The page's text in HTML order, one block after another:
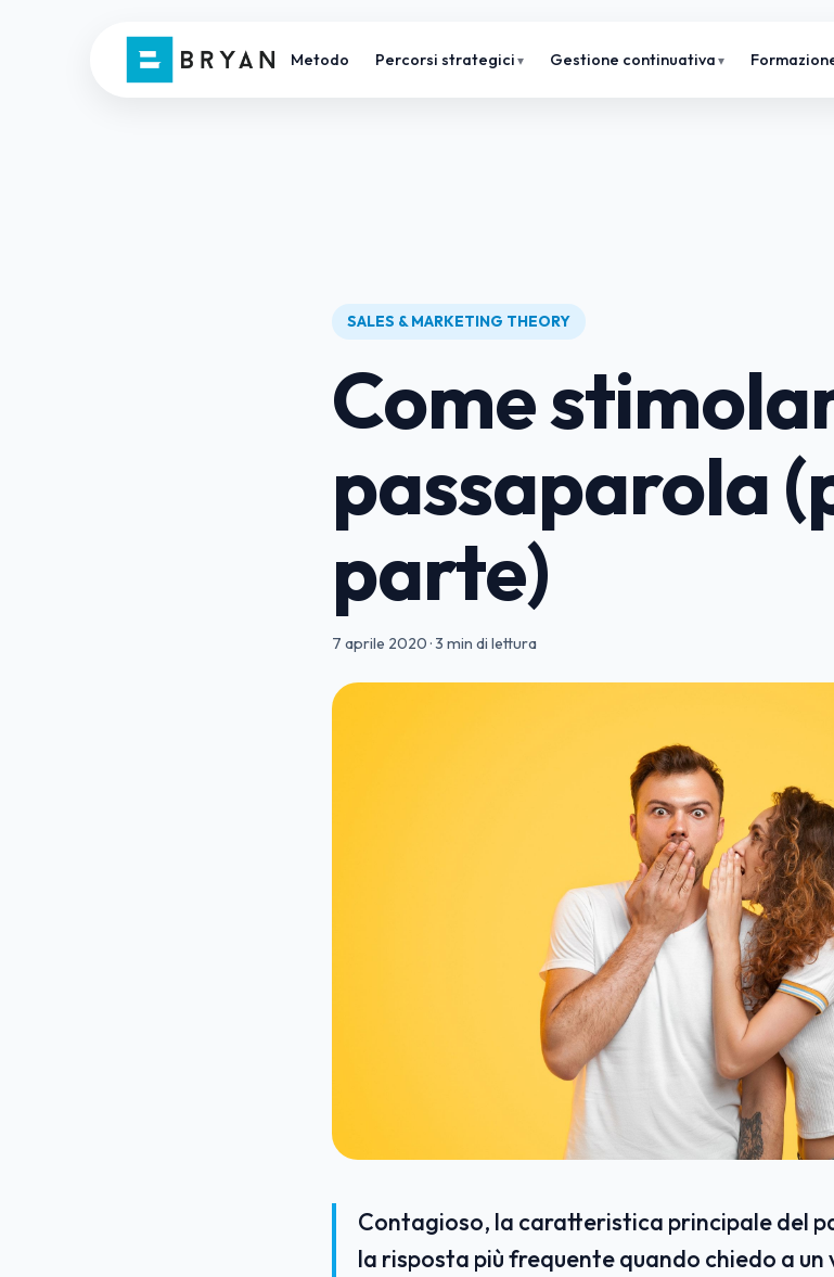
Metodo Percorsi strategici Gestione continuativa
SALES & MARKETING THEORY
Come
passaparola
parte)
7 aprile 2020 ·3 min di lettura
Contagioso, la caratteristica principale del
la risposta più frequente quando chiedo a